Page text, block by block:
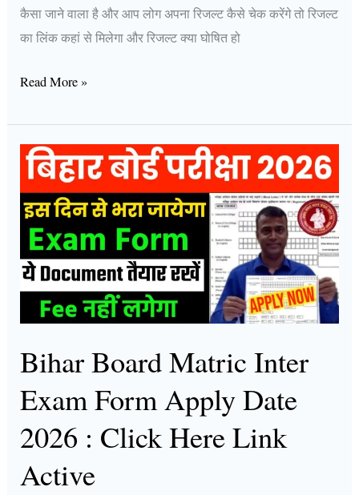
कैसा जाने वाला है और आप लोग अपना रिजल्ट कैसे चेक करेंगे तो रिजल्ट
का लिंक कहां से मिलेगा और रिजल्ट क्या घोषित हो
Read More »
Bihar Board Matric Inter
Exam Form Apply Date
2026 : Click Here Link
Active
Bihar
Board
Matric
Inter
Exam
Form
Apply
Date
:
Click
Link
Active